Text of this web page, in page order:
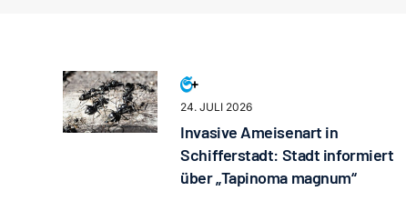
24. JULI 2026
Invasive Ameisenart in
Schifferstadt: Stadt informiert
über „Tapinoma magnum“